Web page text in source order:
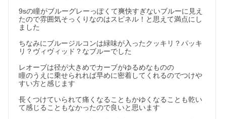
9sの瞳がブルーグレーっぽくて爽快すぎないブルーに見え
たので雰囲気そっくりなのはスピネル！と思えて満点にし
ました
ちなみにブルージルコンは緑味が入ったクッキリ？パッキ
リ？ヴィヴィッド？なブルーでした
レオーブは径が大きめでカーブがゆるめなものの
瞳のうえに乗せられれば早めに密着してくれるのでつけや
すい方と感じます
長くつけていられて痛くなることもかゆくなることも乾い
て感じることもなかったので良いと思います